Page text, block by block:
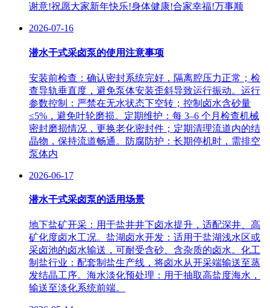
谢意!祝愿大家新年快乐!身体健康!合家幸福!万事顺
2026-07-16
潜水干式采卤泵的使用注意事项
安装前检查：确认密封系统完好，隔离腔压力正常；检
查导轨垂直度，避免泵体安装歪斜导致运行振动。运行
参数控制：严禁在无水状态下空转；控制卤水含砂量
≤5%，避免叶轮磨损。定期维护：每 3–6 个月检查机械
密封磨损情况，更换老化密封件；定期清理流道内的结
晶物，保持流道畅通。防腐防护：长期停机时，需排空
泵体内
2026-06-17
潜水干式采卤泵的适用场景
地下盐矿开采：用于盐井井下卤水提升，适配深井、高
矿化度卤水工况。盐湖卤水开发：适用于盐湖浅水区或
采卤池的卤水输送，可耐受含砂、含杂质的卤水。化工
制盐行业：配套制盐生产线，将卤水从开采端输送至蒸
发结晶工序。海水淡化预处理：用于抽取高盐度海水，
输送至淡化系统前端。